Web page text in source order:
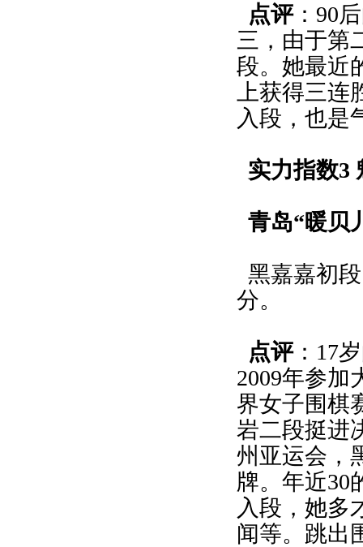
点评：90
三，由于第
段。她最近
上获得三
入段，也是
实力指数3
青岛“暖贝
黑嘉嘉初
分。
点评：17
2009年参加
界女子围棋
岩二段挺进
州亚运会，
牌。年近30
入段，她多
闻等。跳出